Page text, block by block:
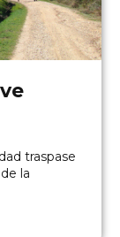
traspase
la